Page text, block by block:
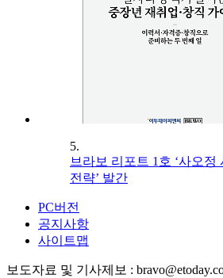
5.
브라보 리포트 1호 ‘사오정
전략’ 발간
PC버전
공지사항
사이트맵
보도자료 및 기사제보 :